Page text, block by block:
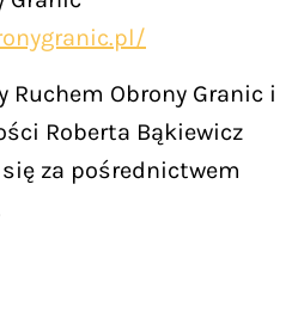
Ruchem Obrony Granic i
Roberta Bąkiewicz
za pośrednictwem